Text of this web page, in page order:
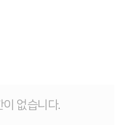
없습니다.